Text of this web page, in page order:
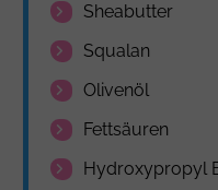
Sheabutter
Squalan
Olivenöl
Fettsäuren
Hydroxypropyl